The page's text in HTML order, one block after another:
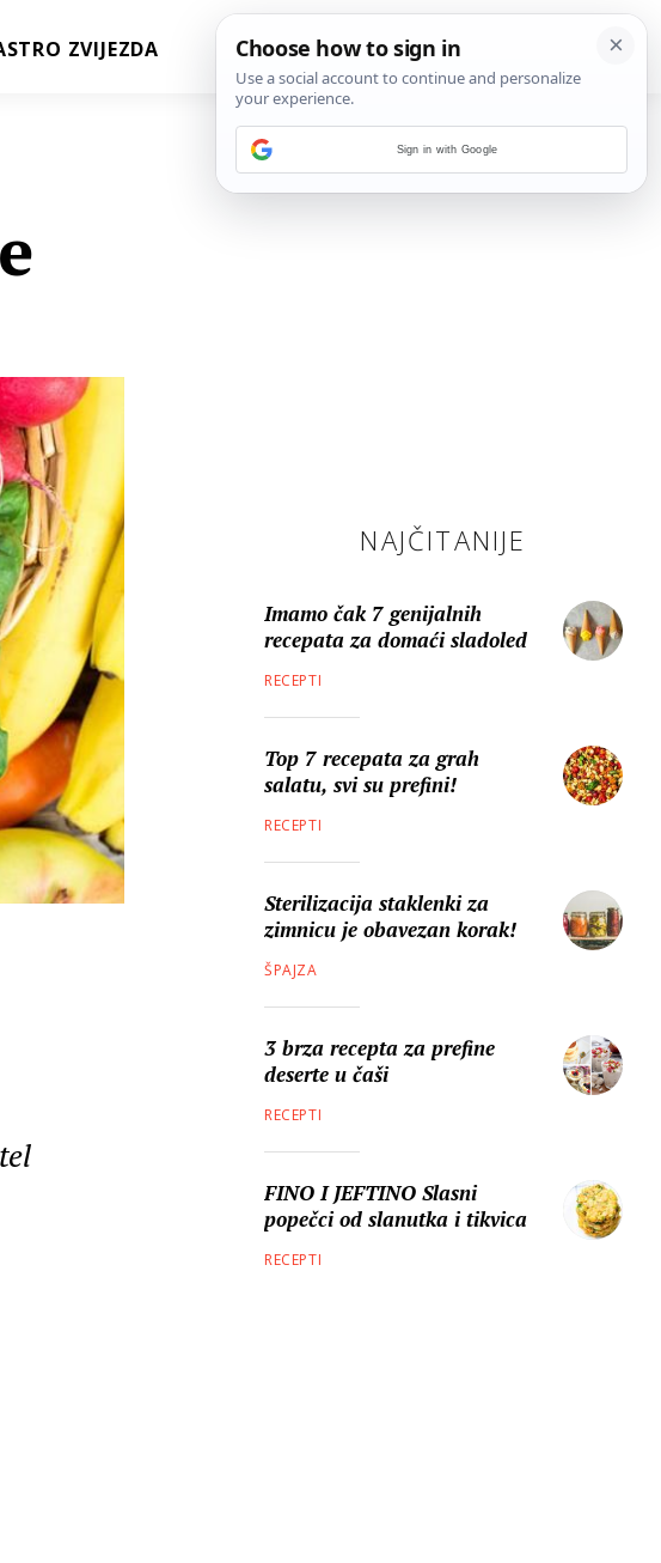
ZVIJEZDA
NAJČITANIJE
Imamo čak 7 genijalnih
recepata za domaći sladoled
RECEPTI
Top 7 recepata za grah
salatu, svi su prefini!
RECEPTI
Sterilizacija staklenki za
zimnicu je obavezan korak!
ŠPAJZA
3 brza recepta za prefine
deserte u čaši
RECEPTI
FINO I JEFTINO Slasni
popečci od slanutka i tikvica
RECEPTI
Sign in with Google